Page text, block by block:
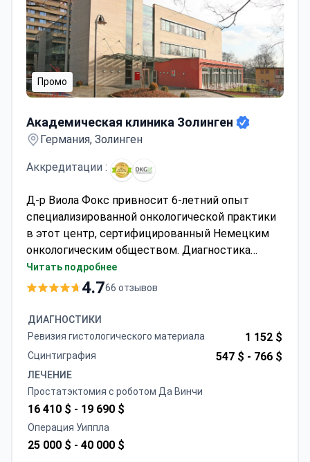
Промо
Академическая клиника Золинген
Германия, Золинген
Аккредитации :
Д-р Виола Фокс привносит 6-летний опыт
специализированной онкологической практики
в этот центр, сертифицированный Немецким
онкологическим обществом. Диагностика
может стоить от 390 долларов за
тонкоигольную биопсию, а ПЭТ-КТ — около
1390 долларов за сеанс, а лучевая терапия — 13
870 долларов. Пакеты «все включено»,
включающие 21-дневное пребывание в
Читать подробнее
4.766 отзывов
ДИАГНОСТИКИ
Ревизия гистологического материала
1 152 $
Сцинтиграфия 547 $ - 766 $
ЛЕЧЕНИЕ
Простатэктомия с роботом Да Винчи
16 410 $ - 19 690 $
Операция Уиппла
25 000 $ - 40 000 $